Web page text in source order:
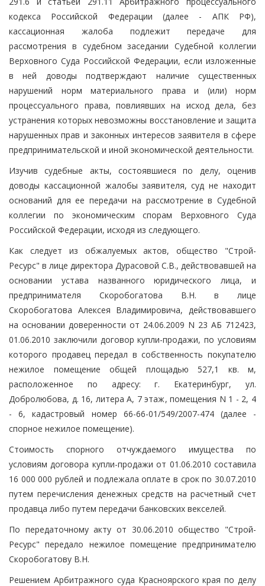
кодекса Российской Федерации (далее - АПК РФ),
кассационная жалоба подлежит передаче для
рассмотрения в судебном заседании Судебной коллегии
Верховного Суда Российской Федерации, если изложенные
в ней доводы подтверждают наличие существенных
нарушений норм материального права и (или) норм
процессуального права, повлиявших на исход дела, без
устранения которых невозможны восстановление и защита
нарушенных прав и законных интересов заявителя в сфере
предпринимательской и иной экономической деятельности.
Изучив судебные акты, состоявшиеся по делу, оценив
доводы кассационной жалобы заявителя, суд не находит
оснований для ее передачи на рассмотрение в Судебной
коллегии по экономическим спорам Верховного Суда
Российской Федерации, исходя из следующего.
Как следует из обжалуемых актов, общество "Строй-
Ресурс" в лице директора Дурасовой С.В., действовавшей на
основании устава названного юридического лица, и
предпринимателя Скоробогатова В.Н. в лице
Скоробогатова Алексея Владимировича, действовавшего
на основании доверенности от 24.06.2009 N 23 АБ 712423,
01.06.2010 заключили договор купли-продажи, по условиям
которого продавец передал в собственность покупателю
нежилое помещение общей площадью 527,1 кв. м,
расположенное по адресу: г. Екатеринбург, ул.
Добролюбова, д. 16, литера А, 7 этаж, помещения N 1 - 2, 4
- 6, кадастровый номер 66-66-01/549/2007-474 (далее -
спорное нежилое помещение).
Стоимость спорного отчуждаемого имущества по
условиям договора купли-продажи от 01.06.2010 составила
16 000 000 рублей и подлежала оплате в срок по 30.07.2010
путем перечисления денежных средств на расчетный счет
продавца либо путем передачи банковских векселей.
По передаточному акту от 30.06.2010 общество "Строй-
Ресурс" передало нежилое помещение предпринимателю
Скоробогатову В.Н.
Решением Арбитражного суда Красноярского края по делу